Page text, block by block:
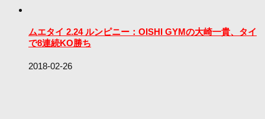
ムエタイ 2.24 ルンピニー：OISHI GYMの大崎一貴、タイ
で8連続KO勝ち
2018-02-26